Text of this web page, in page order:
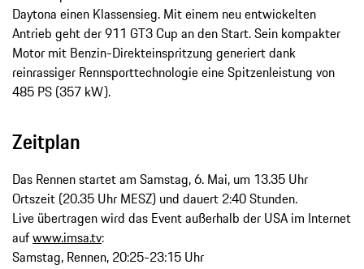
Daytona einen Klassensieg. Mit einem neu entwickelten
Antrieb geht der 911 GT3 Cup an den Start. Sein kompakter
Motor mit Benzin-­Direkteinspritzung generiert dank
reinrassiger Rennsporttechnologie eine Spitzenleistung von
485 PS (357 kW).
Zeitplan
Das Rennen startet am Samstag, 6. Mai, um 13.35 Uhr
Ortszeit (20.35 Uhr MESZ) und dauert 2:40 Stunden.
Live übertragen wird das Event außerhalb der USA im Internet
aufwww.imsa.tv:
Samstag, Rennen, 20:25-23:15 Uhr